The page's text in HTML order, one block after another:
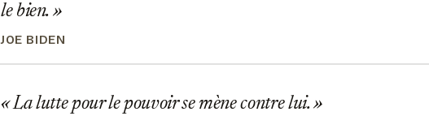
le bien.
JOE BIDEN
La lutte pour le pouvoir se mène contre lui.